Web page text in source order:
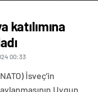
katılımına
00:33
İsveç’in
Uygun